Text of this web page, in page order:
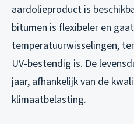
aardolieproduct is
bitumen is flexibeler en
temperatuurwisselingen,
UV-bestendig is. De
jaar, afhankelijk van de
klimaatbelasting.